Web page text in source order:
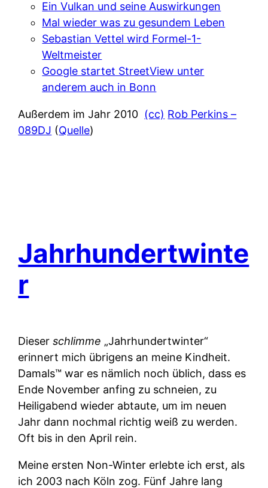
Ein Vulkan und seine Auswirkungen
Mal wieder was zu gesundem Leben
Sebastian Vettel wird Formel-1-
Weltmeister
Google startet StreetView unter
anderem auch in Bonn
Außerdem im Jahr 2010 (cc) Rob Perkins –
089DJ (Quelle)
Jahrhundertwinte
r
Dieserschlimme „Jahrhundertwinter“
erinnert mich übrigens an meine Kindheit.
Damals™ war es nämlich noch üblich, dass es
Ende November anfing zu schneien, zu
Heiligabend wieder abtaute, um im neuen
Jahr dann nochmal richtig weiß zu werden.
Oft bis in den April rein.
Meine ersten Non-Winter erlebte ich erst, als
ich 2003 nach Köln zog. Fünf Jahre lang